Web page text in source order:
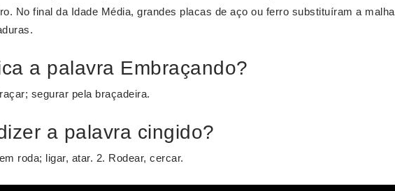
No final da Idade Média, grandes placas de aço ou ferro substituíram a malha
a palavra Embraçando?
segurar pela braçadeira.
a palavra cingido?
roda; ligar, atar. 2. Rodear, cercar.